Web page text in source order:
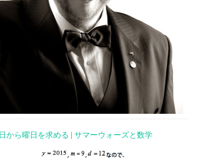
から曜日を求める | サマーウォーズと数学